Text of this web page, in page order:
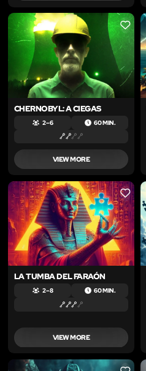
LIKE
CHERNOBYL: A CIEGAS
2 – 6 60 MIN.
VIEW MORE
LIKE
LA TUMBA DEL FARAÓN
2 – 8 60 MIN.
VIEW MORE